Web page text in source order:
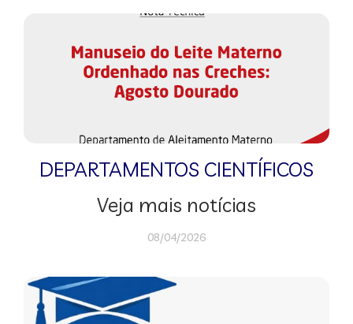
DEPARTAMENTOS CIENTÍFICOS
Veja mais notícias
08/04/2026